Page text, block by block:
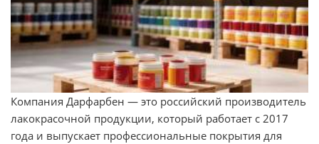
Компания Дарфарбен — это российский производитель
лакокрасочной продукции, который работает с 2017
года и выпускает профессиональные покрытия для